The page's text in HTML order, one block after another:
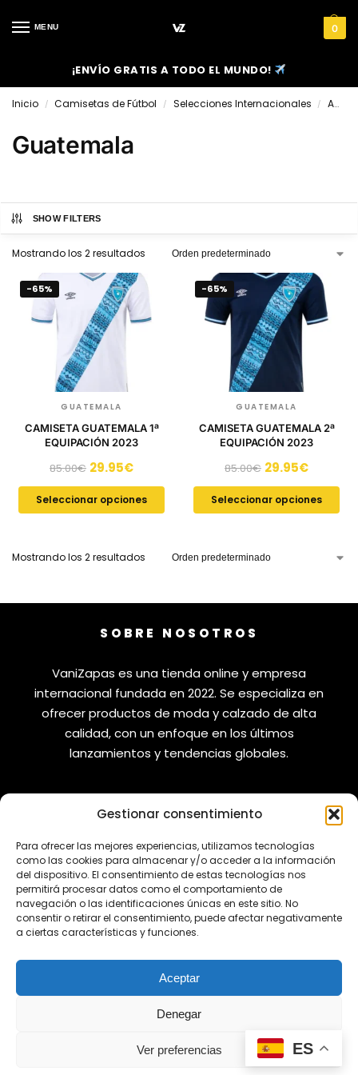
Gestionar consentimiento
Para ofrecer las mejores experiencias, utilizamos tecnologías
como las cookies para almacenar y/o acceder a la información
del dispositivo. El consentimiento de estas tecnologías nos
permitirá procesar datos como el comportamiento de
navegación o las identificaciones únicas en este sitio. No
consentir o retirar el consentimiento, puede afectar negativamente
a ciertas características y funciones.
Aceptar
Denegar
Ver preferencias
MENU 0
¡ENVÍO GRATIS A TODO EL MUNDO!
Inicio / Camisetas de Fútbol / Selecciones Internacionales / América
Guatemala
SHOW FILTERS
Mostrando los 2 resultados
-65%
GUATEMALA
CAMISETA GUATEMALA 1ª
EQUIPACIÓN 2023
85.00€ 29.95€
Seleccionar opciones
-65%
GUATEMALA
CAMISETA GUATEMALA 2ª
EQUIPACIÓN 2023
85.00€ 29.95€
Seleccionar opciones
Mostrando los 2 resultados
SOBRE NOSOTROS
VaniZapas es una tienda online y empresa
internacional fundada en 2022. Se especializa en
ofrecer productos de moda y calzado de alta
calidad, con un enfoque en los últimos
lanzamientos y tendencias globales.
Envíos
Reembolsos
Cambios y Devoluciones
Aviso Legal
Política de Privacidad
Política de Cookies
REDES SOCIALES
ES
¿Tienes alguna duda?